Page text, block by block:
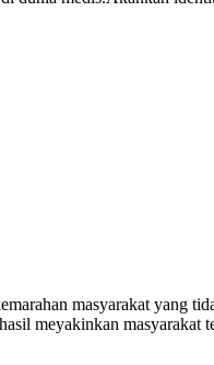
masyarakat yang
meyakinkan masyarakat